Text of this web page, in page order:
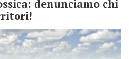
denunciamo chi